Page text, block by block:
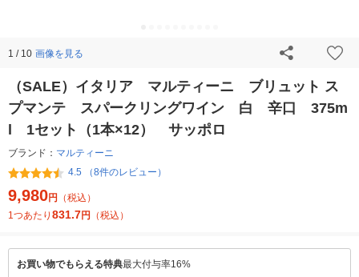
1 / 10 画像を見る
（SALE）イタリア マルティーニ ブリュット ス
プマンテ スパークリングワイン 白 辛口 375m
l 1セット（1本×12） サッポロ
ブランド： マルティーニ
4.5 （8件のレビュー）
9,980円
（税込）
1つあたり 831.7円 （税込）
お買い物でもらえる特典最大付与率16%